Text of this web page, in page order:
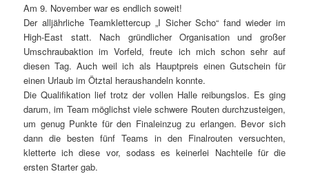
Am 9. November war es endlich soweit!
Der alljährliche Teamklettercup „I Sicher Scho“ fand wieder im
High-East statt. Nach gründlicher Organisation und großer
Umschraubaktion im Vorfeld, freute ich mich schon sehr auf
diesen Tag. Auch weil ich als Hauptpreis einen Gutschein für
einen Urlaub im Ötztal heraushandeln konnte.
Die Qualifikation lief trotz der vollen Halle reibungslos. Es ging
darum, im Team möglichst viele schwere Routen durchzusteigen,
um genug Punkte für den Finaleinzug zu erlangen. Bevor sich
dann die besten fünf Teams in den Finalrouten versuchten,
kletterte ich diese vor, sodass es keinerlei Nachteile für die
ersten Starter gab.